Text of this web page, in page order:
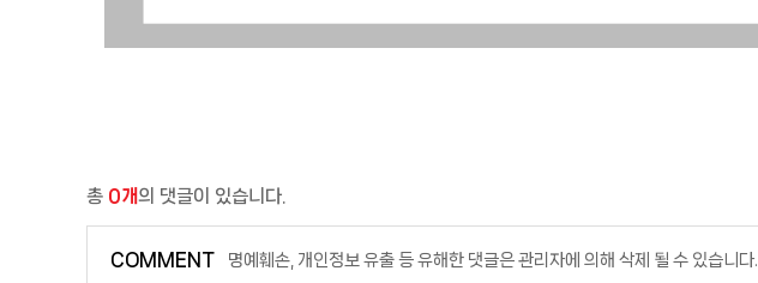
총 0개의 댓글이 있습니다.
COMMENT 명예훼손, 개인정보 유출 등 유해한 댓글은 관리자에 의해 삭제 될 수 있습니다.